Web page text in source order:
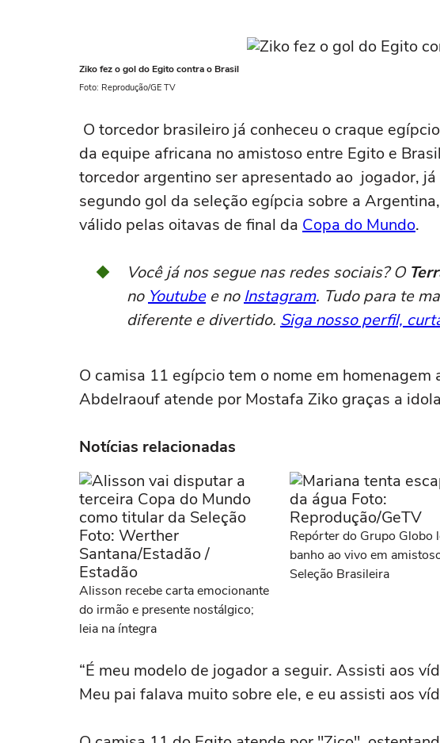
Ziko fez o gol do Egito contra o Brasil
Foto: Reprodução/GE TV
O torcedor brasileiro já conheceu o craque
da equipe africana no amistoso entre Egito e
torcedor argentino ser apresentado ao jogador,
segundo gol da seleção egípcia sobre a
válido pelas oitavas de final da Copa do Mundo.
Você já nos segue nas redes sociais? O
no Youtubee noInstagram. Tudo para te
diferente e divertido. Siga nosso perfil,
O camisa 11 egípcio tem o nome em homenagem
Abdelraouf atende por Mostafa Ziko graças a
Notícias relacionadas
Alisson recebe carta emocionante
do irmão e presente nostálgico;
leia na íntegra
Repórter do Grupo Globo
banho ao vivo em
Seleção Brasileira
“É meu modelo de jogador a seguir. Assisti aos
Meu pai falava muito sobre ele, e eu assisti aos